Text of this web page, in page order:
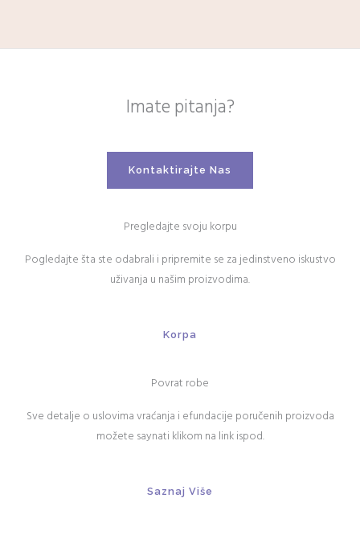
Imate pitanja?
Kontaktirajte Nas
Pregledajte svoju korpu
Pogledajte šta ste odabrali i pripremite se za jedinstveno iskustvo
uživanja u našim proizvodima.
Korpa
Povrat robe
Sve detalje o uslovima vraćanja i efundacije poručenih proizvoda
možete saynati klikom na link ispod.
Saznaj Više